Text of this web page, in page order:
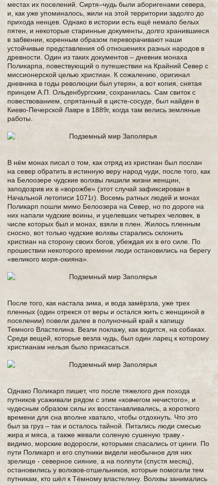
местах их поселений. Сиртя–чудь были аборигенами севера,
и, как уже упоминалось, жили на этой территории задолго до
прихода ненцев. Однако в истории есть ещё немало белых
пятен, и некоторые старинные документы, долго хранившиеся
в забвении, коренным образом переворачивают наши
устойчивые представления об отношениях разных народов в
древности. Один из таких документов – дневник монаха
Поликарпа, повествующий о путешествии на Крайний Север с
миссионерской целью христиан. К сожалению, оригинал
дневника в годы революции был утерян, а вот копия, снятая
принцем А.П. Ольденбургским, сохранилась. Сам свиток с
повествованием, спрятанный в цисте-сосуде, был найден в
Киево-Печерской Лавре в 1889г, когда там велись земляные
работы.
В нём монах писал о том, как отряд из христиан был послан
на север обратить в истинную веру народ чуди, после того, как
на Белоозере чудские волхвы лишили жизни женщин,
заподозрив их в «ворожбе» (этот случай зафиксирован в
Начальной летописи 1071г). Восемь ратных людей и монах
Поликарп пошли мимо Белоозера на Север, но по дороге на
них напали чудские воины, и уцелевших четырех человек, в
числе которых был и монах, взяли в плен. Жилось пленным
сносно, вот только чудские волхвы старались склонить
христиан на сторону своих богов, убеждая их в его силе. По
прошествии некоторого времени люди остановились на берегу
«великого моря-окияна».
После того, как настала зима, и вода замёрзла, уже трех
пленных (один отрекся от веры и остался жить с женщиной в
поселении) повели далее в полуночный край к капищу
Темного Властелина. Везли поклажу, как водится, на собаках.
Среди вещей, которые везла чудь, был один ларец к которому
христианам нельзя было прикасаться.
Однако Поликарп пишет, что после тяжелого дня похода
путников усаживали рядом с этим «ковчегом нечистого», и
чудесным образом силы их восстанавливались, а короткого
времени для сна вполне хватало, чтобы отдохнуть. Что это
был за груз – так и осталось тайной. Питались люди смесью
жира и мяса, а также жевали соленую сушеную траву -
видимо, морские водоросли, которыми спасались от цинги. По
пути Поликарп и его спутники видели необычное для них
зрелище - северное сияние, а на полпути (спустя месяц),
остановились у волхвов-отшельников, которые помогали тем
путникам, кто шёл к Тёмному властелину. Волхвы занимались